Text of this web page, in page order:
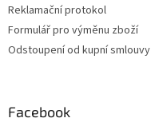
Reklamační protokol
Formulář pro výměnu zboží
Odstoupení od kupní smlouvy
Facebook